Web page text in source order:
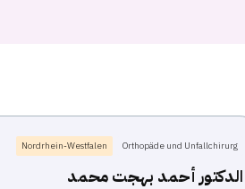
Orthopäde und Unfallchirurg
Nordrhein-Westfalen
الدكتور أحمد بهجت محمد